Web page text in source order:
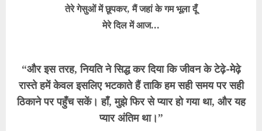
तेरे गेसुओं में छूपकर, मैं जहां के गम भूला दूँ
मेरे दिल में आज…
“और इस तरह, नियति ने सिद्ध कर दिया कि जीवन के टेढ़े-मेढ़े
रास्ते हमें केवल इसलिए भटकाते हैं ताकि हम सही समय पर सही
ठिकाने पर पहुँच सकें। हाँ, मुझे फिर से प्यार हो गया था, और यह
प्यार अंतिम था।”